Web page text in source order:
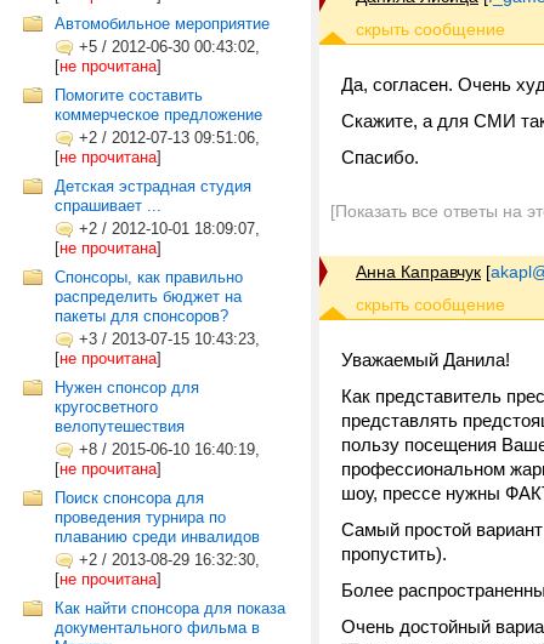
Автомобильное мероприятие
+5 / 2012-06-30 00:43:02,
[не прочитана]
Помогите составить
коммерческое предложение
+2 / 2012-07-13 09:51:06,
[не прочитана]
Детская эстрадная студия
спрашивает ...
+2 / 2012-10-01 18:09:07,
[не прочитана]
Спонсоры, как правильно
распределить бюджет на
пакеты для спонсоров?
+3 / 2013-07-15 10:43:23,
[не прочитана]
Нужен спонсор для
кругосветного
велопутешествия
+8 / 2015-06-10 16:40:19,
[не прочитана]
Поиск спонсора для
проведения турнира по
плаванию среди инвалидов
+2 / 2013-08-29 16:32:30,
[не прочитана]
Как найти спонсора для показа
документального фильма в
Да, согласен. Очень
Скажите, а для СМИ
Спасибо.
[Показать все ответы на
Анна Каправчук [
Уважаемый Данила!
Как представитель
представлять
пользу посещения
профессиональном
шоу, прессе нужны
Самый простой
пропустить).
Более
Очень достойный